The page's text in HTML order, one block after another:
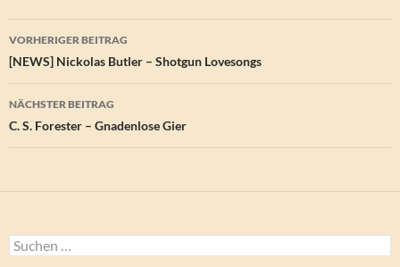
Beitragsnavigation
VORHERIGER BEITRAG
[NEWS] Nickolas Butler – Shotgun Lovesongs
NÄCHSTER BEITRAG
C. S. Forester – Gnadenlose Gier
Suchen
nach: